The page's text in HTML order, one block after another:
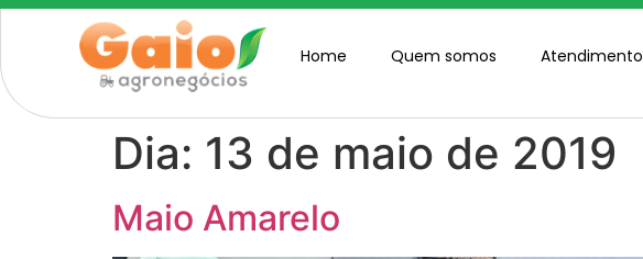
Home Quem somos Atendimento
Dia: 13 de maio de 2019
Maio Amarelo